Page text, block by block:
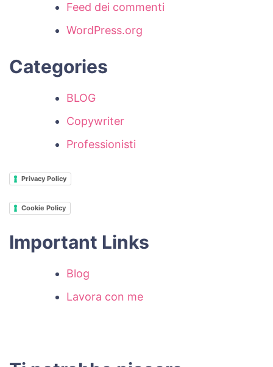
Feed dei commenti
WordPress.org
Categories
BLOG
Copywriter
Professionisti
Privacy Policy
Cookie Policy
Important Links
Blog
Lavora con me